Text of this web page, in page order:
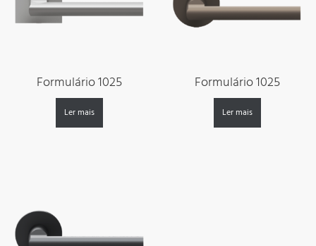
Formulário 1025
Ler mais
Formulário 1025
Ler mais